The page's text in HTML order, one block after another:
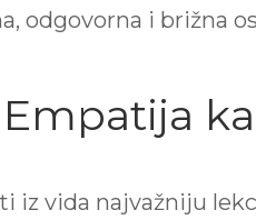
odgovorna i brižna
iz vida najvažniju